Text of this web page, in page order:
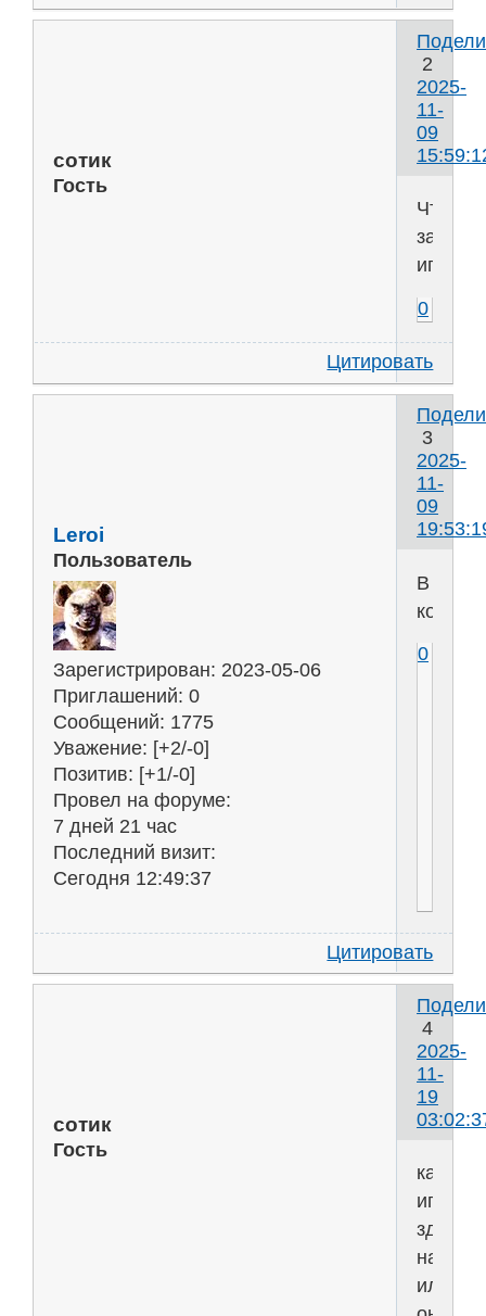
2
2025-
11-
09
сотик
Гость
Что
за
игры?
0
Цитировать
3
2025-
11-
09
Leroi
Пользователь
Зарегистрирован: 2023-05-06
Приглашений: 0
Сообщений: 1775
Уважение: [+2/-0]
Позитив: [+1/-0]
Провел на форуме:
7 дней 21 час
Последний визит:
Сегодня 12:49:37
В
кости.
0
Цитировать
4
2025-
11-
19
сотик
Гость
как
играть
здесь
или